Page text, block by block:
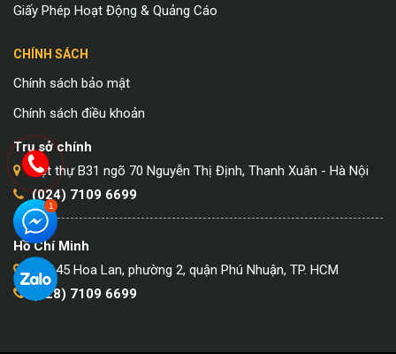
Giấy Phép Hoạt Động & Quảng Cáo
CHÍNH SÁCH
Chính sách bảo mật
Chính sách điều khoản
Trụ sở chính
Biệt thự B31 ngõ 70 Nguyễn Thị Định, Thanh Xuân - Hà Nội
(024) 7109 6699
Hồ Chí Minh
Số 145 Hoa Lan, phường 2, quận Phú Nhuận, TP. HCM
(028) 7109 6699